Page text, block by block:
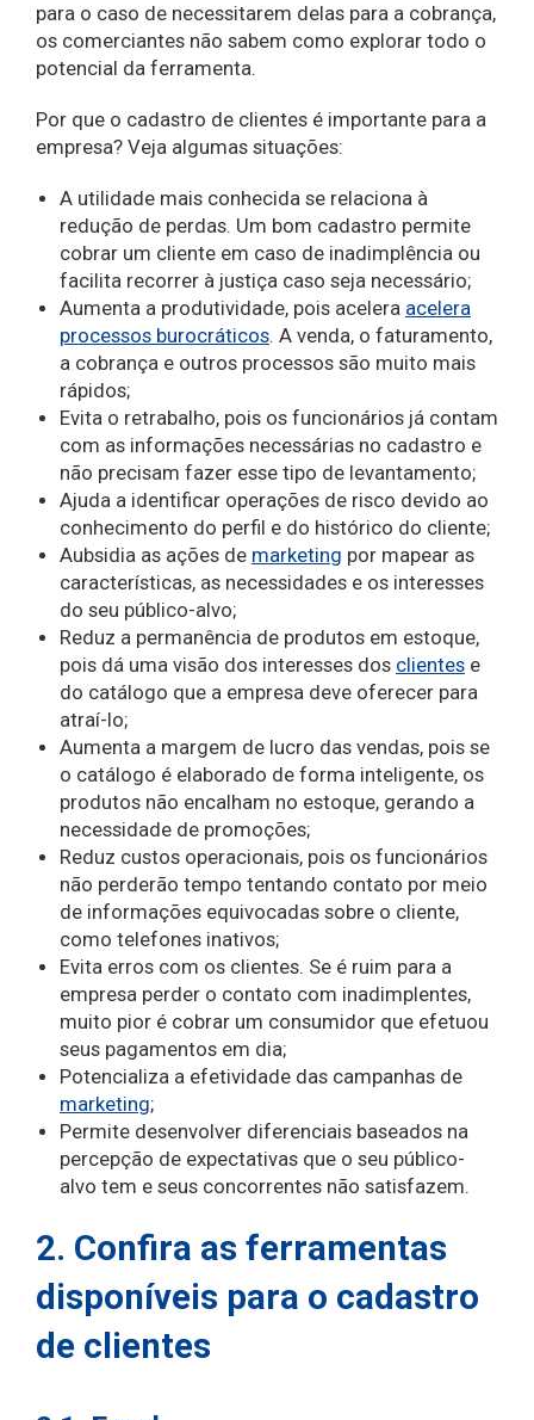
para o caso de necessitarem delas para a cobrança,
os comerciantes não sabem como explorar todo o
potencial da ferramenta.
Por que o cadastro de clientes é importante para a
empresa? Veja algumas situações:
A utilidade mais conhecida se relaciona à
redução de perdas. Um bom cadastro permite
cobrar um cliente em caso de inadimplência ou
facilita recorrer à justiça caso seja necessário;
Aumenta a produtividade, pois acelera acelera
processos burocráticos. A venda, o faturamento,
a cobrança e outros processos são muito mais
rápidos;
Evita o retrabalho, pois os funcionários já contam
com as informações necessárias no cadastro e
não precisam fazer esse tipo de levantamento;
Ajuda a identificar operações de risco devido ao
conhecimento do perfil e do histórico do cliente;
Aubsidia as ações de marketing por mapear as
características, as necessidades e os interesses
do seu público-alvo;
Reduz a permanência de produtos em estoque,
pois dá uma visão dos interesses dos clientes e
do catálogo que a empresa deve oferecer para
atraí-lo;
Aumenta a margem de lucro das vendas, pois se
o catálogo é elaborado de forma inteligente, os
produtos não encalham no estoque, gerando a
necessidade de promoções;
Reduz custos operacionais, pois os funcionários
não perderão tempo tentando contato por meio
de informações equivocadas sobre o cliente,
como telefones inativos;
Evita erros com os clientes. Se é ruim para a
empresa perder o contato com inadimplentes,
muito pior é cobrar um consumidor que efetuou
seus pagamentos em dia;
Potencializa a efetividade das campanhas de
marketing;
Permite desenvolver diferenciais baseados na
percepção de expectativas que o seu público-
alvo tem e seus concorrentes não satisfazem.
2. Confira as ferramentas
disponíveis para o cadastro
de clientes